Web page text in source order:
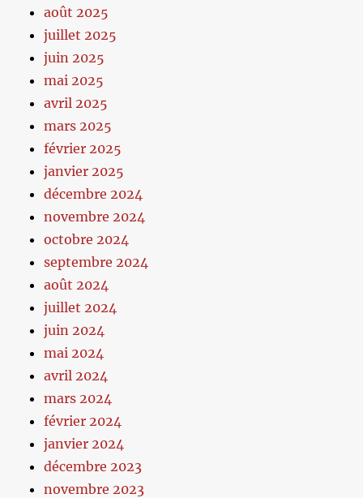
août 2025
juillet 2025
juin 2025
mai 2025
avril 2025
mars 2025
février 2025
janvier 2025
décembre 2024
novembre 2024
octobre 2024
septembre 2024
août 2024
juillet 2024
juin 2024
mai 2024
avril 2024
mars 2024
février 2024
janvier 2024
décembre 2023
novembre 2023